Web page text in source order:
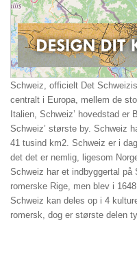
Schweiz, officielt Det
centralt i Europa, mellem de
Italien, Schweiz’ hovedstad
Schweiz’ største by. Schweiz
41 tusind km2. Schweiz er i
det det er nemlig, ligesom
Schweiz har et indbyggertal
romerske Rige, men blev i
Schweiz kan deles op i 4
romersk, dog er største delen